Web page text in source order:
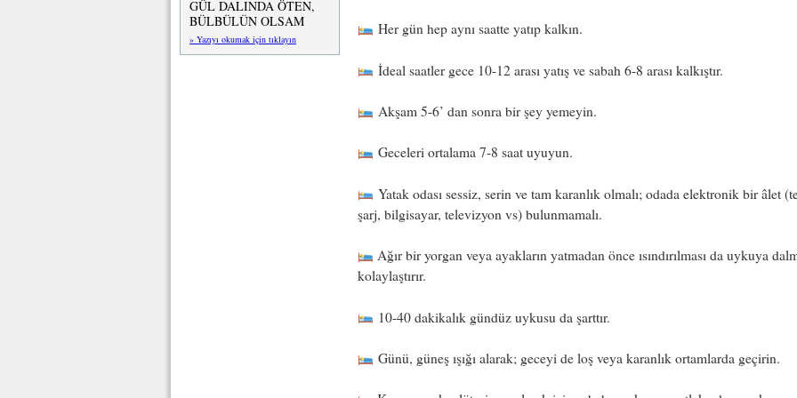
GÜL DALINDA ÖTEN,
BÜLBÜLÜN OLSAM
» Yazıyı okumak için tıklayın
Her gün hep aynı saatte yatıp kalkın.
İdeal saatler gece 10-12 arası yatış ve sabah 6-8 arası kalkıştır.
Akşam 5-6’ dan sonra bir şey yemeyin.
Geceleri ortalama 7-8 saat uyuyun.
Yatak odası sessiz, serin ve tam karanlık olmalı; odada elektronik bir âlet
şarj, bilgisayar, televizyon vs) bulunmamalı.
Ağır bir yorgan veya ayakların yatmadan önce ısındırılması da uykuya
kolaylaştırır.
10-40 dakikalık gündüz uykusu da şarttır.
Günü, güneş ışığı alarak; geceyi de loş veya karanlık ortamlarda geçirin.